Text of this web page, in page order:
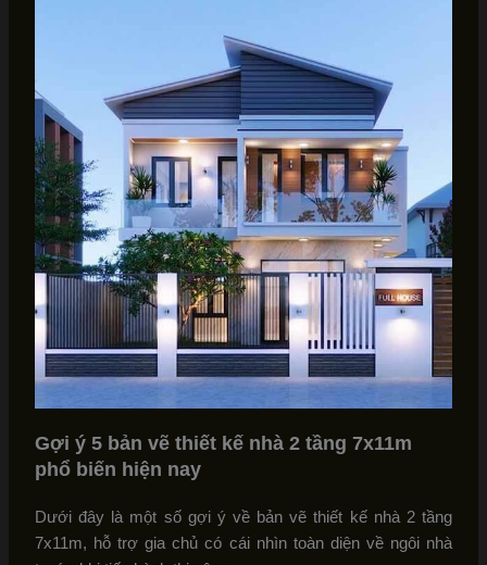
Gợi ý 5 bản vẽ thiết kế nhà 2 tầng 7x11m
phổ biến hiện nay
Dưới đây là một số gợi ý về bản vẽ thiết kế nhà 2 tầng
7x11m, hỗ trợ gia chủ có cái nhìn toàn diện về ngôi nhà